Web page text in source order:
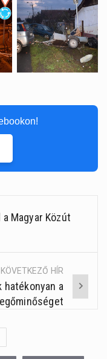
Magyar Közút
KÖVETKEZŐ HÍR
hatékonyan a